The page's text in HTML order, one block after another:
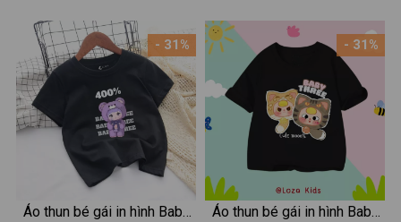
- 31%
Áo thun bé gái in hình Baby
- 31%
Áo thun bé gái in hình Baby